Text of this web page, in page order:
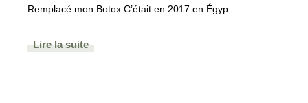
Remplacé mon Botox C’était en 2017 en Égyp
Lire la suite